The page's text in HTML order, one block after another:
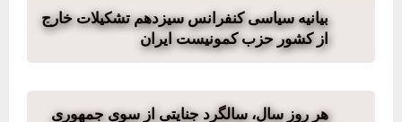
بیانیه سیاسی کنفرانس سیزدهم تشکیلات خارج
از کشور حزب کمونیست ایران
هر روز سال، سالگرد جنایتی از سوی جمهوری